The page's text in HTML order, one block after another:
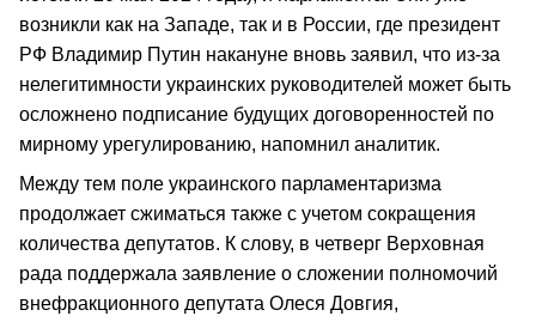
возникли как на Западе, так и в России, где президент
РФ Владимир Путин накануне вновь заявил, что из-за
нелегитимности украинских руководителей может быть
осложнено подписание будущих договоренностей по
мирному урегулированию, напомнил аналитик.
Между тем поле украинского парламентаризма
продолжает сжиматься также с учетом сокращения
количества депутатов. К слову, в четверг Верховная
рада поддержала заявление о сложении полномочий
внефракционного депутата Олеся Довгия,